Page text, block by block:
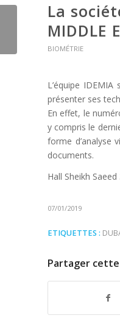
La
MIDDLE
BIOMÉTRIE
L’équipe
présenter ses
En effet, le
y compris le
forme d’analyse
documents.
Hall Sheikh Saeed
07/01/2019
ETIQUETTES :
Partager